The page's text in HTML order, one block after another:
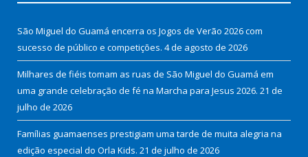
São Miguel do Guamá encerra os Jogos de Verão 2026 com
sucesso de público e competições. 4 de agosto de 2026
Milhares de fiéis tomam as ruas de São Miguel do Guamá em
uma grande celebração de fé na Marcha para Jesus 2026. 21 de
julho de 2026
Famílias guamaenses prestigiam uma tarde de muita alegria na
edição especial do Orla Kids. 21 de julho de 2026